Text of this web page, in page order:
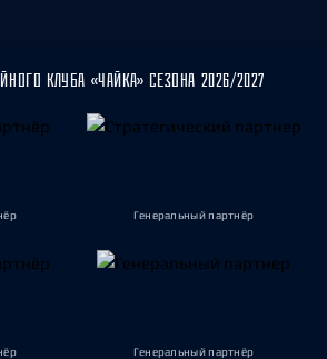
КЛУБА «ЧАЙКА» СЕЗОНА 2026/2027
Генеральный партнёр
Генеральный партнёр